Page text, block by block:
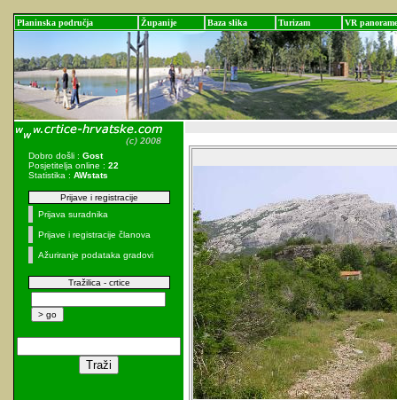
Planinska područja Županije Baza slika Turizam VR panorame
Dobro došli : Gost
Posjetitelja online : 22
Statistika : AWstats
Prijave i registracije
Prijava suradnika
Prijave i registracije članova
Ažuriranje podataka gradovi
Tražilica - crtice